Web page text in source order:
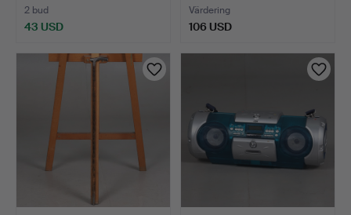
2 bud
43 USD
Värdering
106 USD